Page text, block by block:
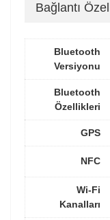
Bağlantı
Bluetooth
Versiyonu
Bluetooth
Özellikleri
GPS
NFC
Wi-Fi
Kanalları